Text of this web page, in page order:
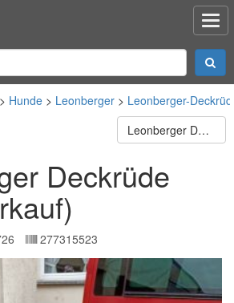
Hunde Leonberger
Leonberger-
Leonberger Deckrüde (kein Verkauf)
Deckrüde
277315523